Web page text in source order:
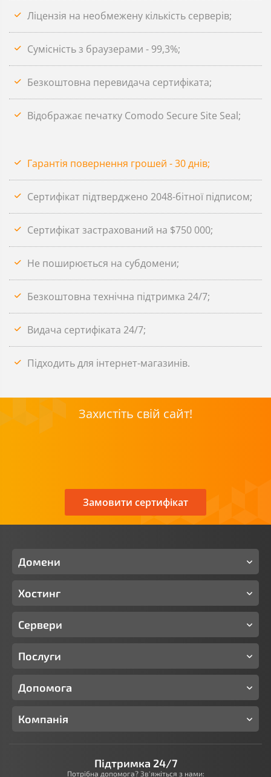
Ліцензія на необмежену кількість серверів;
Сумісність з браузерами - 99,3%;
Безкоштовна перевидача сертифіката;
Відображає печатку Comodo Secure Site Seal;
Гарантія повернення грошей - 30 днів;
Сертифікат підтверджено 2048-бітної підписом;
Сертифікат застрахований на $750 000;
Не поширюється на субдомени;
Безкоштовна технічна підтримка 24/7;
Видача сертифіката 24/7;
Підходить для інтернет-магазинів.
Захистіть свій сайт!
Замовити сертифікат
Домени
Хостинг
Сервери
Послуги
Допомога
Компанія
Підтримка 24/7
Потрібна допомога? Зв'яжіться з нами: